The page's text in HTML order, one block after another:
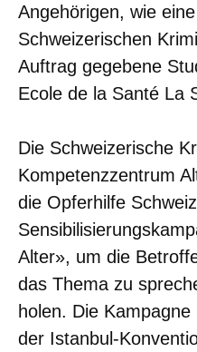
Angehörigen, wie
Schweizerischen
Auftrag gegebene
Ecole de la Santé La
Die Schweizerische
Kompetenzzentrum
die Opferhilfe
Alter», um die
das Thema zu
holen. Die
der Istanbul-